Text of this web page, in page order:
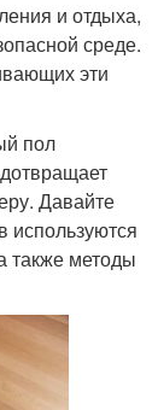
и отдыха,
среде.
эти
пол
Давайте
используются
также методы